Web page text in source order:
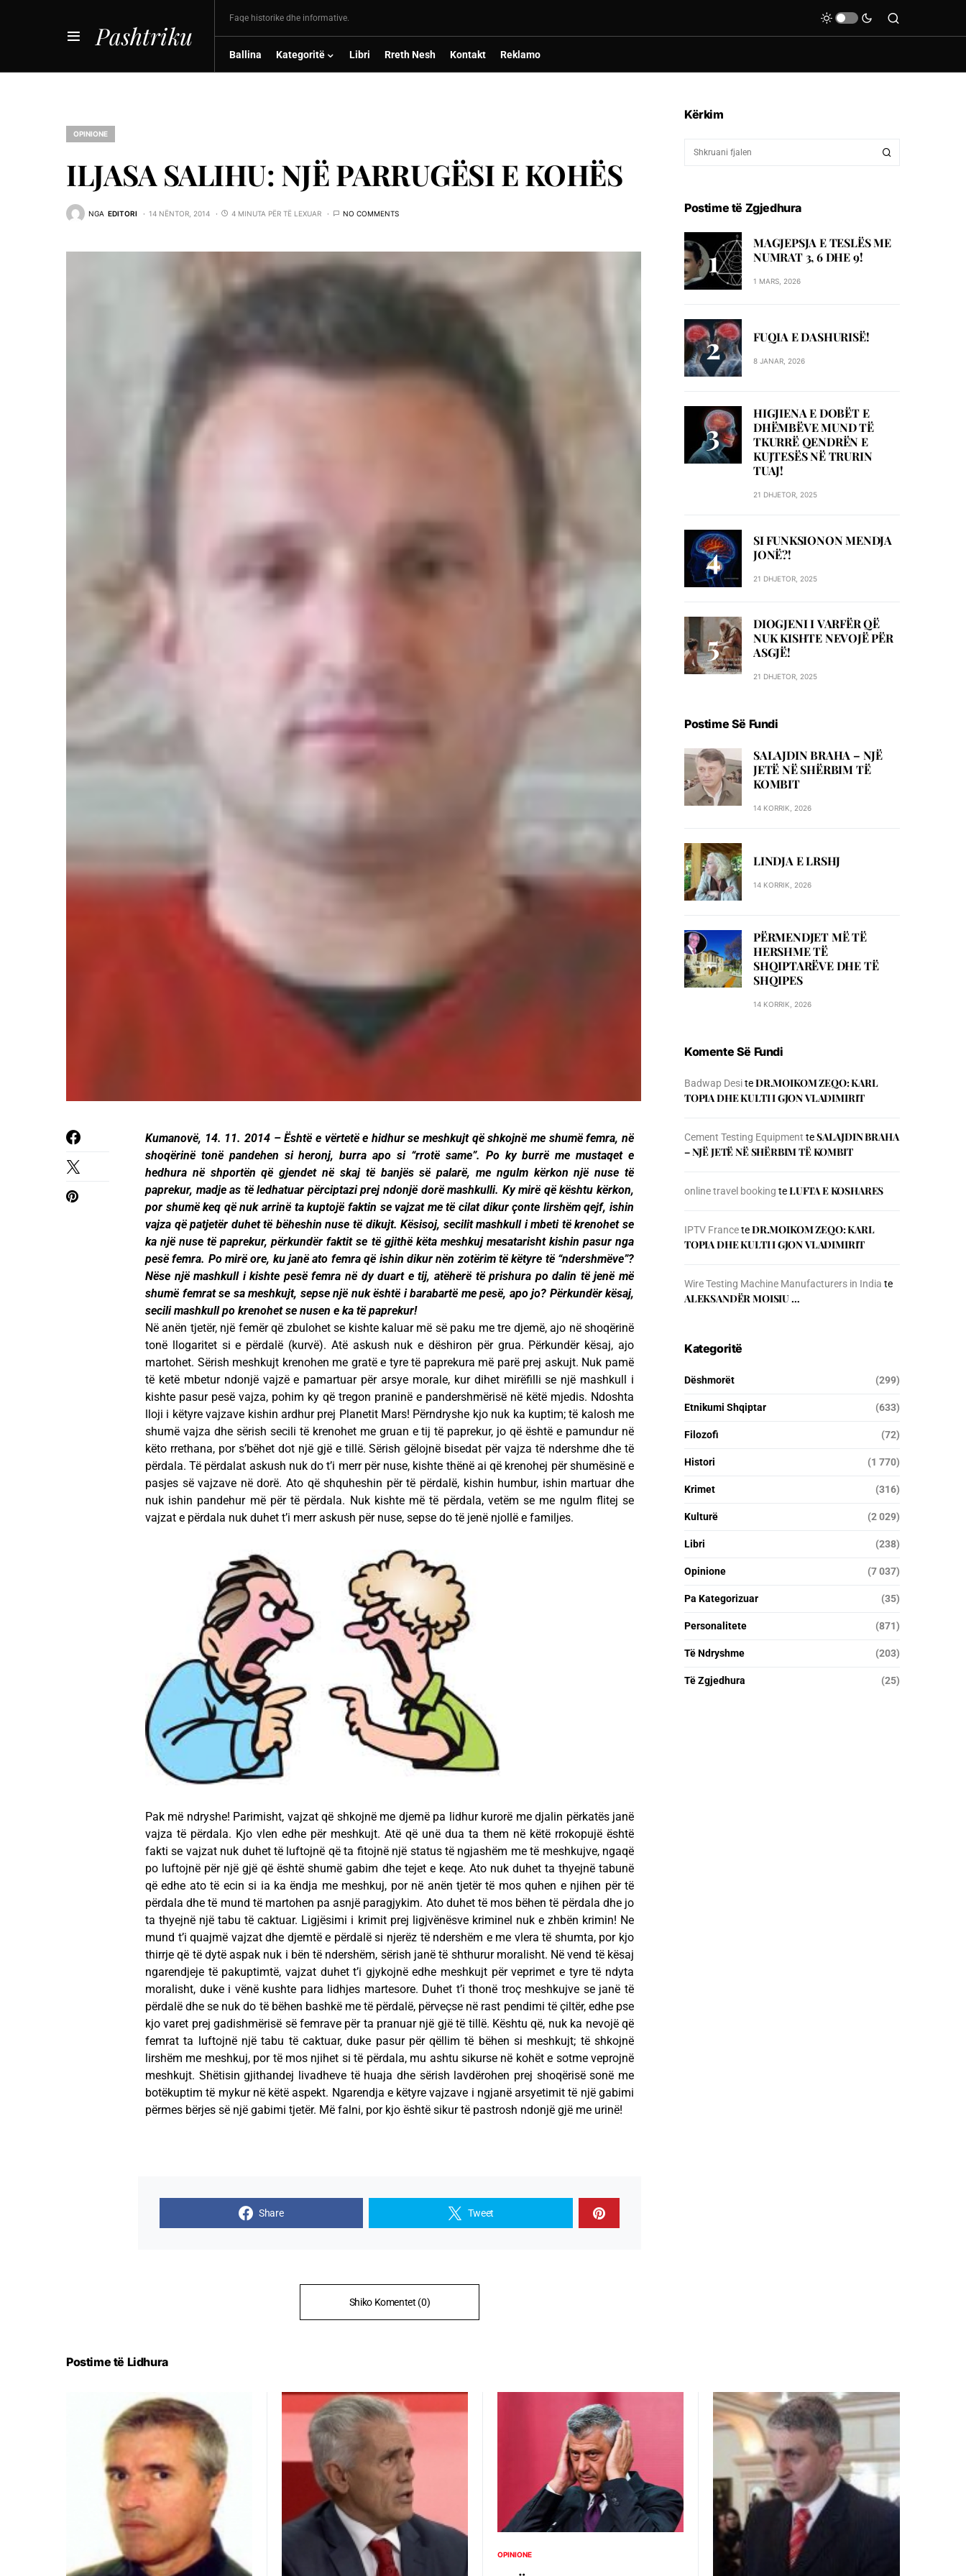
Pashtriku
Faqe historike dhe informative.
Ballina Kategoritë Libri Rreth Nesh Kontakt Reklamo
OPINIONE
ILJASA SALIHU: NJË PARRUGËSI E KOHËS
NGA EDITORI 14 NËNTOR, 2014 4 MINUTA PËR TË LEXUAR NO COMMENTS
Kumanovë, 14. 11. 2014 – Është e vërtetë e hidhur se meshkujt që shkojnë me shumë femra, në
shoqërinë tonë pandehen si heronj, burra apo si “rrotë same”. Po ky burrë me mustaqet e
hedhura në shportën që gjendet në skaj të banjës së palarë, me ngulm kërkon një nuse të
paprekur, madje as të ledhatuar përciptazi prej ndonjë dorë mashkulli. Ky mirë që kështu kërkon,
por shumë keq që nuk arrinë ta kuptojë faktin se vajzat me të cilat dikur çonte lirshëm qejf, ishin
vajza që patjetër duhet të bëheshin nuse të dikujt. Kësisoj, secilit mashkull i mbeti të krenohet se
ka një nuse të paprekur, përkundër faktit se të gjithë këta meshkuj mesatarisht kishin pasur nga
pesë femra. Po mirë ore, ku janë ato femra që ishin dikur nën zotërim të këtyre të “ndershmëve”?
Nëse një mashkull i kishte pesë femra në dy duart e tij, atëherë të prishura po dalin të jenë më
shumë femrat se sa meshkujt, sepse një nuk është i barabartë me pesë, apo jo? Përkundër kësaj,
secili mashkull po krenohet se nusen e ka të paprekur!
Në anën tjetër, një femër që zbulohet se kishte kaluar më së paku me tre djemë, ajo në shoqërinë
tonë llogaritet si e përdalë (kurvë). Atë askush nuk e dëshiron për grua. Përkundër kësaj, ajo
martohet. Sërish meshkujt krenohen me gratë e tyre të paprekura më parë prej askujt. Nuk pamë
të ketë mbetur ndonjë vajzë e pamartuar për arsye morale, kur dihet mirëfilli se një mashkull i
kishte pasur pesë vajza, pohim ky që tregon praninë e pandershmërisë në këtë mjedis. Ndoshta
lloji i këtyre vajzave kishin ardhur prej Planetit Mars! Përndryshe kjo nuk ka kuptim; të kalosh me
shumë vajza dhe sërish secili të krenohet me gruan e tij të paprekur, jo që është e pamundur në
këto rrethana, por s’bëhet dot një gjë e tillë. Sërish gëlojnë bisedat për vajza të ndershme dhe të
përdala. Të përdalat askush nuk do t’i merr për nuse, kishte thënë ai që krenohej për shumësinë e
pasjes së vajzave në dorë. Ato që shquheshin për të përdalë, kishin humbur, ishin martuar dhe
nuk ishin pandehur më për të përdala. Nuk kishte më të përdala, vetëm se me ngulm flitej se
vajzat e përdala nuk duhet t’i merr askush për nuse, sepse do të jenë njollë e familjes.
Pak më ndryshe! Parimisht, vajzat që shkojnë me djemë pa lidhur kurorë me djalin përkatës janë
vajza të përdala. Kjo vlen edhe për meshkujt. Atë që unë dua ta them në këtë rrokopujë është
fakti se vajzat nuk duhet të luftojnë që ta fitojnë një status të ngjashëm me të meshkujve, ngaqë
po luftojnë për një gjë që është shumë gabim dhe tejet e keqe. Ato nuk duhet ta thyejnë tabunë
që edhe ato të ecin si ia ka ëndja me meshkuj, por në anën tjetër të mos quhen e njihen për të
përdala dhe të mund të martohen pa asnjë paragjykim. Ato duhet të mos bëhen të përdala dhe jo
ta thyejnë një tabu të caktuar. Ligjësimi i krimit prej ligjvënësve kriminel nuk e zhbën krimin! Ne
mund t’i quajmë vajzat dhe djemtë e përdalë si njerëz të ndershëm e me vlera të shumta, por kjo
thirrje që të dytë aspak nuk i bën të ndershëm, sërish janë të shthurur moralisht. Në vend të kësaj
ngarendjeje të pakuptimtë, vajzat duhet t’i gjykojnë edhe meshkujt për veprimet e tyre të ndyta
moralisht, duke i vënë kushte para lidhjes martesore. Duhet t’i thonë troç meshkujve se janë të
përdalë dhe se nuk do të bëhen bashkë me të përdalë, përveçse në rast pendimi të çiltër, edhe pse
kjo varet prej gadishmërisë së femrave për ta pranuar një gjë të tillë. Kështu që, nuk ka nevojë që
femrat ta luftojnë një tabu të caktuar, duke pasur për qëllim të bëhen si meshkujt; të shkojnë
lirshëm me meshkuj, por të mos njihet si të përdala, mu ashtu sikurse në kohët e sotme veprojnë
meshkujt. Shëtisin gjithandej livadheve të huaja dhe sërish lavdërohen prej shoqërisë sonë me
botëkuptim të mykur në këtë aspekt. Ngarendja e këtyre vajzave i ngjanë arsyetimit të një gabimi
përmes bërjes së një gabimi tjetër. Më falni, por kjo është sikur të pastrosh ndonjë gjë me urinë!
Share Tweet
Shiko Komentet (0)
Kërkim
Postime të Zgjedhura
MAGJEPSJA E TESLËS ME
NUMRAT 3, 6 DHE 9!
1 MARS, 2026
FUQIA E DASHURISË!
8 JANAR, 2026
HIGJIENA E DOBËT E
DHËMBËVE MUND TË
TKURRË QENDRËN E
KUJTESËS NË TRURIN
TUAJ!
21 DHJETOR, 2025
SI FUNKSIONON MENDJA
JONË?!
21 DHJETOR, 2025
DIOGJENI I VARFËR QË
NUK KISHTE NEVOJË PËR
ASGJË!
21 DHJETOR, 2025
Postime Së Fundi
SALAJDIN BRAHA – NJЁ
JETЁ NЁ SHЁRBIM TЁ
KOMBIT
14 KORRIK, 2026
LINDJA E LRSHJ
14 KORRIK, 2026
PËRMENDJET MË TË
HERSHME TË
SHQIPTARËVE DHE TË
SHQIPES
14 KORRIK, 2026
Komente Së Fundi
Badwap DesiteDR.MOIKOM ZEQO: KARL
TOPIA DHE KULTI I GJON VLADIMIRIT
Cement Testing Equipment teSALAJDIN BRAHA
– NJЁ JETЁ NЁ SHЁRBIM TЁ KOMBIT
online travel booking teLUFTA E KOSHARES
IPTV FranceteDR.MOIKOM ZEQO: KARL
TOPIA DHE KULTI I GJON VLADIMIRIT
Wire Testing Machine Manufacturers in India te
ALEKSANDËR MOISIU …
Kategoritë
Dëshmorët (299)
Etnikumi Shqiptar (633)
Filozofi (72)
Histori (1 770)
Krimet (316)
Kulturë (2 029)
Libri (238)
Opinione (7 037)
Pa Kategorizuar (35)
Personalitete (871)
Të Ndryshme (203)
Të Zgjedhura (25)
Postime të Lidhura
OPINIONE